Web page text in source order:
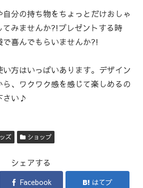
分の持ち物をちょっとだけおしゃ
てみませんか?!プレゼントする時
で喜んでもらいませんか?!
方はいっぱいあります。デザイン
、ワクワク感を感じて楽しめるの
さい♪
ズ ショップ
シェアする
Facebook はてブ